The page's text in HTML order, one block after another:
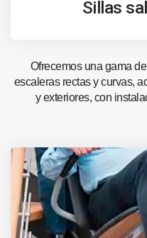
Sillas
Ofrecemos una gama
escaleras rectas y curvas,
y exteriores, con